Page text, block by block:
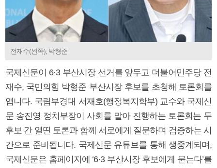
전재수(왼쪽), 박형준
국제신문이 6·3 부산시장 선거를 앞두고 더불어민주당 전
재수, 국민의힘 박형준 부산시장 후보를 초청해 토론회를
엽니다. 국립부경대 서재호(행정복지학부) 교수와 국제신
문 송진영 정치부장이 사회를 맡아 진행하는 토론회는 두
후보 간 열띤 토론과 함께 서로에게 질문하며 검증하는 시
간으로 준비됩니다. 국제신문 유튜브를 통해 생중계되며,
국제신문은 홈페이지에 ‘6·3 부산시장 후보에게 묻는다’를